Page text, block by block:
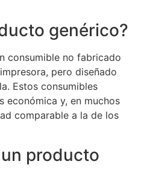
genérico?
consumible no fabricado
pero diseñado
Estos consumibles
económica y, en muchos
comparable a la de los
producto